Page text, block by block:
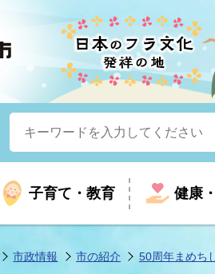
子育て・教育 健康
市政情報 市の紹介 50周年まめち